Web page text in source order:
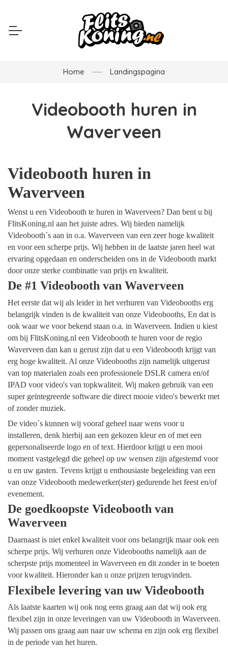
Home Landingspagina
Videobooth huren in
Waverveen
Videobooth huren in
Waverveen
Wenst u een Videobooth te huren in Waverveen? Dan bent u bij
FlitsKoning.nl aan het juiste adres. Wij bieden namelijk
Videobooth´s aan in o.a. Waverveen van een zeer hoge kwaliteit
en voor een scherpe prijs. Wij hebben in de laatste jaren heel wat
ervaring opgedaan en onderscheiden ons in de Videobooth markt
door onze sterke combinatie van prijs en kwaliteit.
De #1 Videobooth van Waverveen
Het eerste dat wij als leider in het verhuren van Videobooths erg
belangrijk vinden is de kwaliteit van onze Videobooths, En dat is
ook waar we voor bekend staan o.a. in Waverveen. Indien u kiest
om bij FlitsKoning.nl een Videobooth te huren voor de regio
Waverveen dan kan u gerust zijn dat u een Videobooth krijgt van
erg hoge kwaliteit. Al onze Videobooths zijn namelijk uitgerust
van top materialen zoals een professionele DSLR camera en/of
IPAD voor video's van topkwaliteit. Wij maken gebruik van een
super geïntegreerde software die direct mooie video's bewerkt met
of zonder muziek.
De video´s kunnen wij vooraf geheel naar wens voor u
installeren, denk hierbij aan een gekozen kleur en of met een
gepersonaliseerde logo en of text. Hierdoor krijgt u een mooi
moment vastgelegd die geheel op uw wensen zijn afgestemd voor
u en uw gasten. Tevens krijgt u enthousiaste begeleiding van een
van onze Videobooth medewerker(ster) gedurende het feest en/of
evenement.
De goedkoopste Videobooth van
Waverveen
Daarnaast is niet enkel kwaliteit voor ons belangrijk maar ook een
scherpe prijs. Wij verhuren onze Videobooths namelijk aan de
scherpste prijs momenteel in Waverveen en dit zonder in te boeten
voor kwaliteit. Hieronder kan u onze prijzen terugvinden.
Flexibele levering van uw Videobooth
Als laatste kaarten wij ook nog eens graag aan dat wij ook erg
flexibel zijn in onze leveringen van uw Videobooth in Waverveen.
Wij passen ons graag aan naar uw schema en zijn ook erg flexibel
in de periode van het huren.